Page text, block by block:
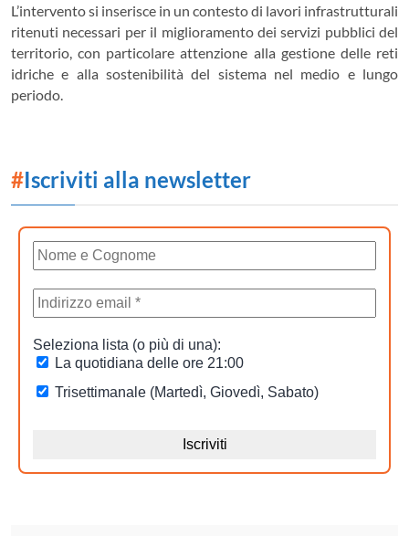
L’intervento si inserisce in un contesto di lavori infrastrutturali
ritenuti necessari per il miglioramento dei servizi pubblici del
territorio, con particolare attenzione alla gestione delle reti
idriche e alla sostenibilità del sistema nel medio e lungo
periodo.
#Iscriviti alla newsletter